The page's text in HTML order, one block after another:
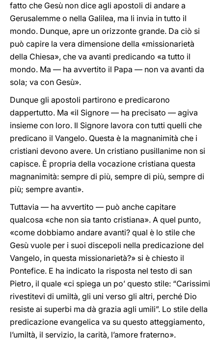
fatto che Gesù non dice agli apostoli di andare a
Gerusalemme o nella Galilea, ma li invia in tutto il
mondo. Dunque, apre un orizzonte grande. Da ciò si
può capire la vera dimensione della «missionarietà
della Chiesa», che va avanti predicando «a tutto il
mondo. Ma — ha avvertito il Papa — non va avanti da
sola; va con Gesù».
Dunque gli apostoli partirono e predicarono
dappertutto. Ma «il Signore — ha precisato — agiva
insieme con loro. Il Signore lavora con tutti quelli che
predicano il Vangelo. Questa è la magnanimità che i
cristiani devono avere. Un cristiano pusillanime non si
capisce. È propria della vocazione cristiana questa
magnanimità: sempre di più, sempre di più, sempre di
più; sempre avanti».
Tuttavia — ha avvertito — può anche capitare
qualcosa «che non sia tanto cristiana». A quel punto,
«come dobbiamo andare avanti? qual è lo stile che
Gesù vuole per i suoi discepoli nella predicazione del
Vangelo, in questa missionarietà?» si è chiesto il
Pontefice. E ha indicato la risposta nel testo di san
Pietro, il quale «ci spiega un po’ questo stile: “Carissimi
rivestitevi di umiltà, gli uni verso gli altri, perché Dio
resiste ai superbi ma dà grazia agli umili”. Lo stile della
predicazione evangelica va su questo atteggiamento,
l’umiltà, il servizio, la carità, l’amore fraterno».